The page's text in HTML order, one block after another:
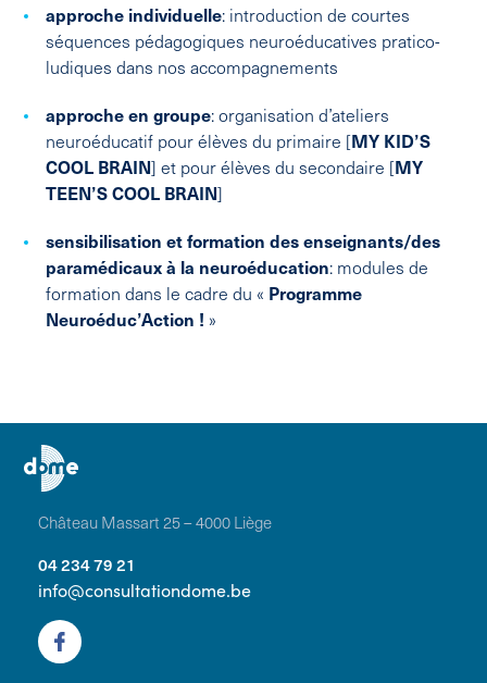
approche individuelle: introduction de courtes
séquences pédagogiques neuroéducatives pratico-
ludiques dans nos accompagnements
approche en groupe: organisation d’ateliers
neuroéducatif pour élèves du primaire [MY KID’S
COOL BRAIN] et pour élèves du secondaire [MY
TEEN’S COOL BRAIN]
sensibilisation et formation des enseignants/des
paramédicaux à la neuroéducation: modules de
formation dans le cadre du « Programme
Neuroéduc’Action ! »
Château Massart 25 – 4000 Liège
04 234 79 21
info@consultationdome.be